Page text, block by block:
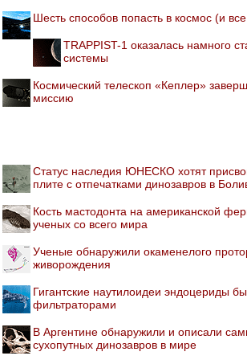
Шесть способов попасть в космос (и
TRAPPIST-1 оказалась намного
системы
Космический телескоп «Кеплер»
миссию
Статус наследия ЮНЕСКО хотят
плите с отпечатками динозавров в
Кость мастодонта на американской
ученых со всего мира
Ученые обнаружили окаменелого
живорождения
Гигантские наутилоидеи эндоцериды
фильтраторами
В Аргентине обнаружили и описали
сухопутных динозавров в мире